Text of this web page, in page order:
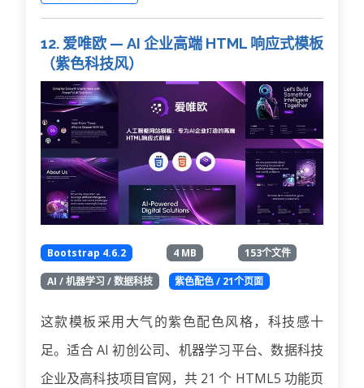
12. 爱唯欧 — AI 企业高端 HTML 响应式模板
（紫色科技风）
Bootstrap 4.6.2 4 MB 153个文件
AI / 机器学习 / 数据科技 紫色配色 / 21个页面
这款模板采用大气的紫色配色风格，科技感十
足。适合 AI 初创公司、机器学习平台、数据科技
企业及高科技项目官网，共 21 个 HTML5 功能页